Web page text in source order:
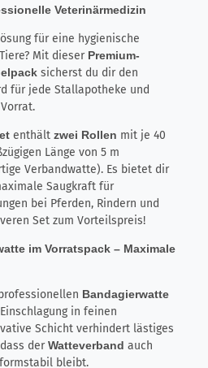
Veterinärmedizin
für eine hygienische
Mit dieser Premium-
sicherst du dir den
für jede Stallapotheke und
enthält zwei Rollen mit je 40
Länge von 5 m
Verbandwatte). Es bietet dir
Saugkraft für
bei Pferden, Rindern und
Set zum Vorteilspreis!
im Vorratspack – Maximale
Bandagierwatte
in feinen
Schicht verhindert lästiges
derWatteverband auch
bleibt.